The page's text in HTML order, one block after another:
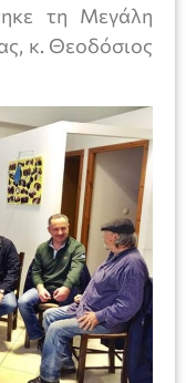
τη Μεγάλη
κ. Θεοδόσιος